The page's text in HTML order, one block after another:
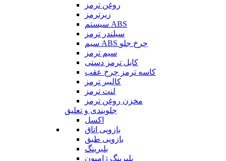
روغن ترمز
زیرترمز
سیستم ABS
سیلندر ترمز
سیم ABS چرخ جلو
سیم ترمز
کابل ترمز دستی
کاسه ترمز چرخ عقب
کالیبر ترمز
لنت ترمز
مخزن روغن ترمز
جلوبندی و تعلیق
اکسل
بازویی اتاق
بازویی طبق
بلبرینگ
بلبرینگ ژامبون